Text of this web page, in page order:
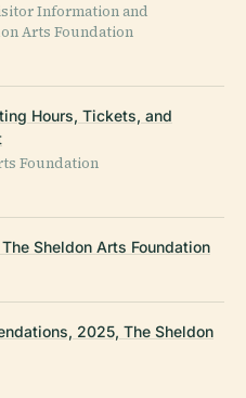
Information and
Arts Foundation
Hours, Tickets, and
Foundation
Sheldon Arts Foundation
2025, The Sheldon